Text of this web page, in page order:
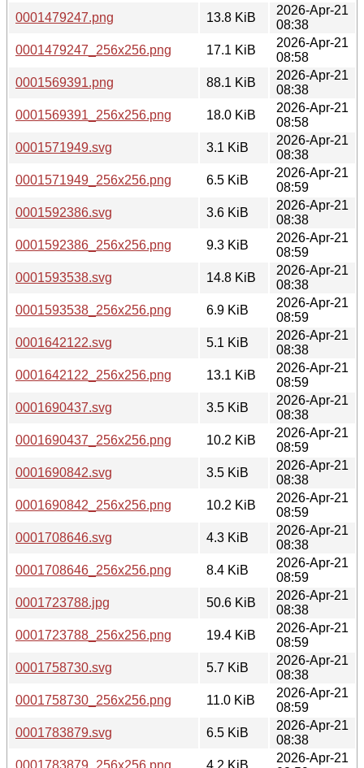
0001479247.png
13.8 KiB
2026-Apr-21
08:38
0001479247_256x256.png
17.1 KiB
2026-Apr-21
08:58
0001569391.png
88.1 KiB
2026-Apr-21
08:38
0001569391_256x256.png
18.0 KiB
2026-Apr-21
08:58
0001571949.svg
3.1 KiB
2026-Apr-21
08:38
0001571949_256x256.png
6.5 KiB
2026-Apr-21
08:59
0001592386.svg
3.6 KiB
2026-Apr-21
08:38
0001592386_256x256.png
9.3 KiB
2026-Apr-21
08:59
0001593538.svg
14.8 KiB
2026-Apr-21
08:38
0001593538_256x256.png
6.9 KiB
2026-Apr-21
08:59
0001642122.svg
5.1 KiB
2026-Apr-21
08:38
0001642122_256x256.png
13.1 KiB
2026-Apr-21
08:59
0001690437.svg
3.5 KiB
2026-Apr-21
08:38
0001690437_256x256.png
10.2 KiB
2026-Apr-21
08:59
0001690842.svg
3.5 KiB
2026-Apr-21
08:38
0001690842_256x256.png
10.2 KiB
2026-Apr-21
08:59
0001708646.svg
4.3 KiB
2026-Apr-21
08:38
0001708646_256x256.png
8.4 KiB
2026-Apr-21
08:59
0001723788.jpg
50.6 KiB
2026-Apr-21
08:38
0001723788_256x256.png
19.4 KiB
2026-Apr-21
08:59
0001758730.svg
5.7 KiB
2026-Apr-21
08:38
0001758730_256x256.png
11.0 KiB
2026-Apr-21
08:59
0001783879.svg
6.5 KiB
2026-Apr-21
08:38
0001783879_256x256.png
4.2 KiB
2026-Apr-21